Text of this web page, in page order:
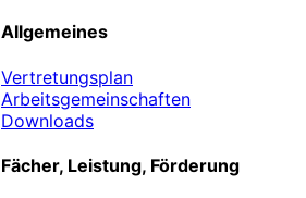
Allgemeines
Vertretungsplan
Arbeitsgemeinschaften
Downloads
Fächer, Leistung, Förderung